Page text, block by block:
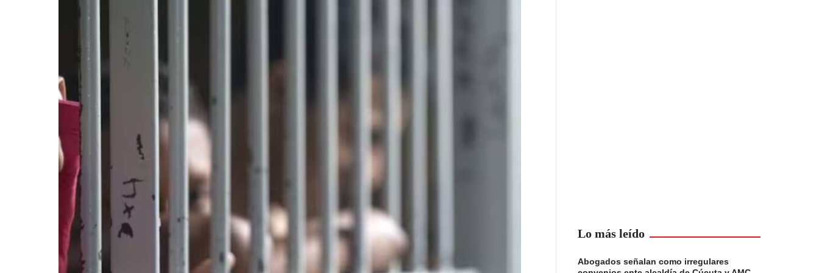
Lo más leído
Abogados señalan como irregulares